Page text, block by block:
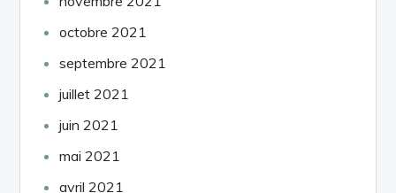
octobre 2021
septembre 2021
juillet 2021
juin 2021
mai 2021
avril 2021